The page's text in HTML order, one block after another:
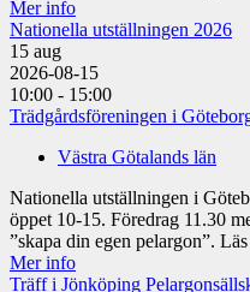
Mer info
Nationella utställningen 2026
15 aug
2026-08-15
10:00 - 15:00
Trädgårdsföreningen i
Västra Götalands län
Nationella utställningen i
öppet 10-15. Föredrag 11.30
”skapa din egen pelargon”.
Mer info
Träff i Jönköping